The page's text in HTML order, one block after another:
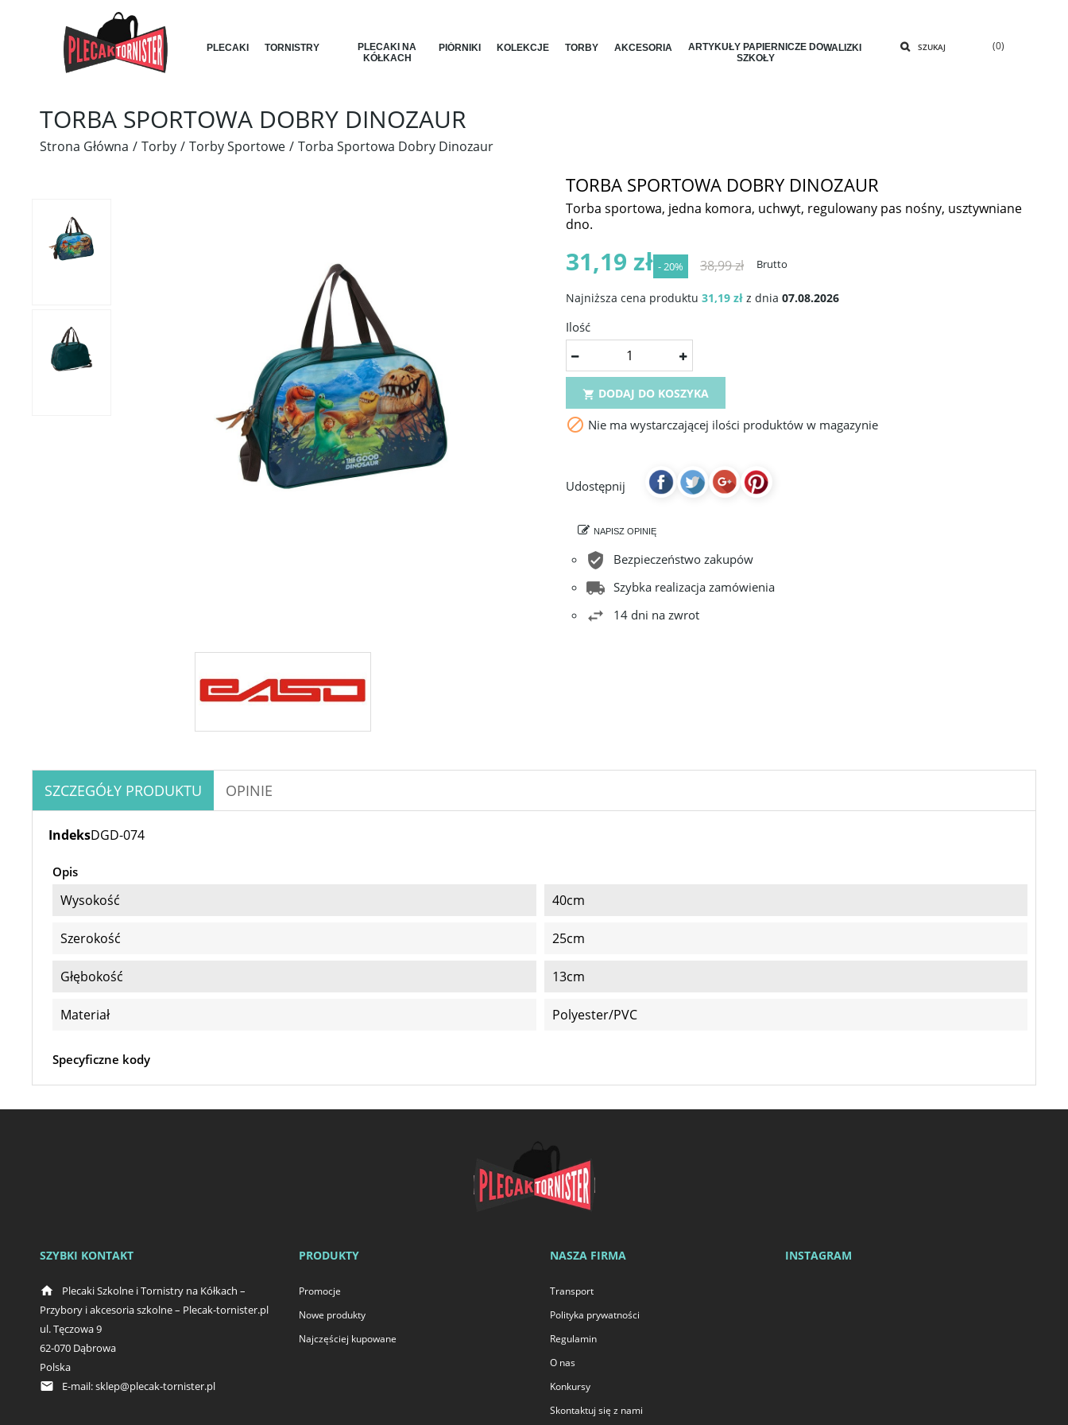
SZUKAJ (0)
PLECAKI TORNISTRY
PLECAKI NA
KÓŁKACH
PIÓRNIKI KOLEKCJE TORBY AKCESORIA
ARTYKUŁY PAPIERNICZE DO
SZKOŁY
WALIZKI
TORBA SPORTOWA DOBRY DINOZAUR
Strona Główna Torby Torby Sportowe Torba Sportowa Dobry Dinozaur
TORBA SPORTOWA DOBRY DINOZAUR
Torba sportowa, jedna komora, uchwyt, regulowany pas nośny, usztywniane
dno.
31,19 zł - 20% 38,99 zł Brutto
Najniższa cena produktu 31,19 zł z dnia 07.08.2026
Ilość
 DODAJ DO KOSZYKA
 Nie ma wystarczającej ilości produktów w magazynie
Udostępnij
NAPISZ OPINIĘ
Bezpieczeństwo zakupów
Szybka realizacja zamówienia
14 dni na zwrot
SZCZEGÓŁY PRODUKTU OPINIE
IndeksDGD-074
Opis
Wysokość 40cm
Szerokość 25cm
Głębokość 13cm
Materiał Polyester/PVC
Specyficzne kody
SZYBKI KONTAKT
home
Plecaki Szkolne i Tornistry na Kółkach –
Przybory i akcesoria szkolne – Plecak-tornister.pl
ul. Tęczowa 9
62-070 Dąbrowa
Polska
email
E-mail:sklep@plecak-tornister.pl
PRODUKTY
Promocje
Nowe produkty
Najczęściej kupowane
NASZA FIRMA
Transport
Polityka prywatności
Regulamin
O nas
Konkursy
Skontaktuj się z nami
INSTAGRAM